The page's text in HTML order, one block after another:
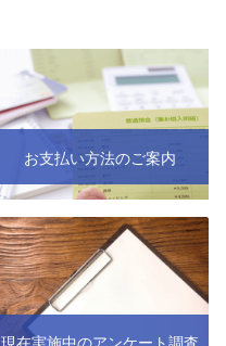
お支払い方法のご案内
現在実施中のアンケート調査